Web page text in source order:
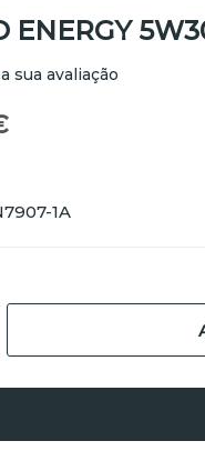
ENERGY
sua avaliação
1A